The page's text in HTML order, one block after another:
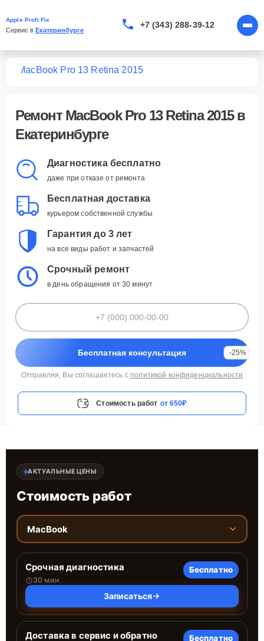
Apple Profi Fix
Сервис в Екатеринбурге
+7 (343) 288-39-12
MacBook Pro 13 Retina 2015
Ремонт MacBook Pro 13 Retina 2015в
Екатеринбурге
Диагностика бесплатно
даже при отказе от ремонта
Бесплатная доставка
курьером собственной службы
Гарантия до 3 лет
на все виды работ и запчастей
Срочный ремонт
в день обращения от 30 минут
Бесплатная консультация -25%
Отправляя, Вы соглашаетесь с политикой конфиденциальности
Стоимость работ от 650₽
АКТУАЛЬНЫЕ ЦЕНЫ
Стоимость работ
MacBook
Срочная диагностика
30 мин
Бесплатно
Записаться
Доставка в сервис и обратно Бесплатно